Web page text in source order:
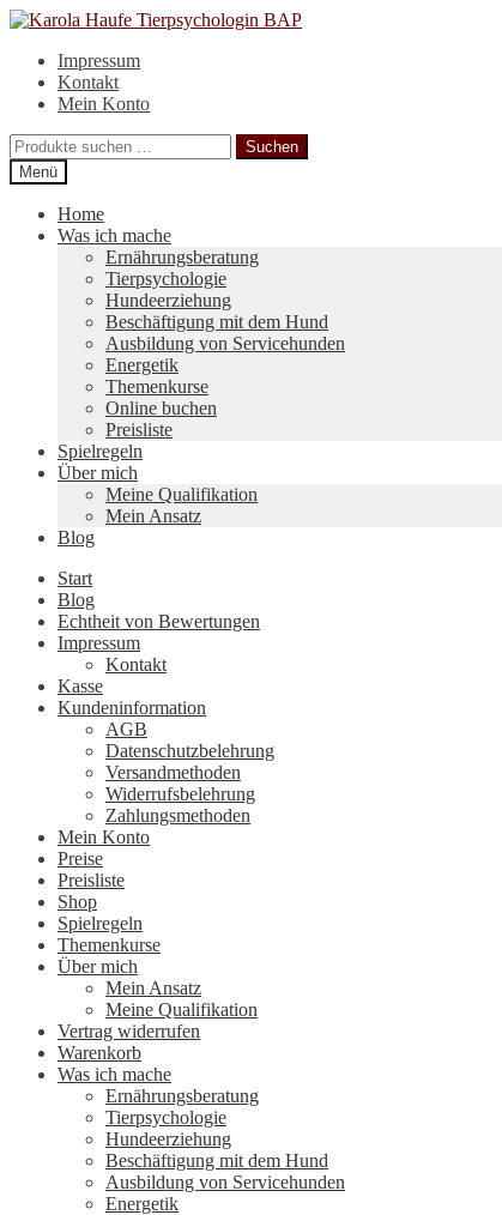
Zur
springen
Zum
springenImpressum
Kontakt
Mein Konto
Suchen
nach:
Suchen
Menü
Home
Was ich mache
Ernährungsberatung
Tierpsychologie
Hundeerziehung
Beschäftigung mit dem Hund
Ausbildung von Servicehunden
Energetik
Themenkurse
Online buchen
Preisliste
Spielregeln
Über mich
Meine Qualifikation
Mein Ansatz
Blog
Start
Blog
Echtheit von Bewertungen
Impressum
Kontakt
Kasse
Kundeninformation
AGB
Datenschutzbelehrung
Versandmethoden
Widerrufsbelehrung
Zahlungsmethoden
Mein Konto
Preise
Preisliste
Shop
Spielregeln
Themenkurse
Über mich
Mein Ansatz
Meine Qualifikation
Vertrag widerrufen
Warenkorb
Was ich mache
Ernährungsberatung
Tierpsychologie
Hundeerziehung
Beschäftigung mit dem Hund
Ausbildung von Servicehunden
Energetik